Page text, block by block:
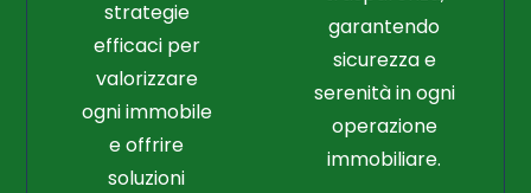
strategie
efficaci per
valorizzare
ogni immobile
e offrire
soluzioni
garantendo
sicurezza e
serenità in ogni
operazione
immobiliare.